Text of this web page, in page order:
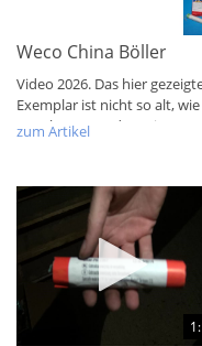
Weco China Böller B
Video 2026. Das hier
Exemplar ist nicht so alt,
Angebot. Trotzdem ein
zum Artikel